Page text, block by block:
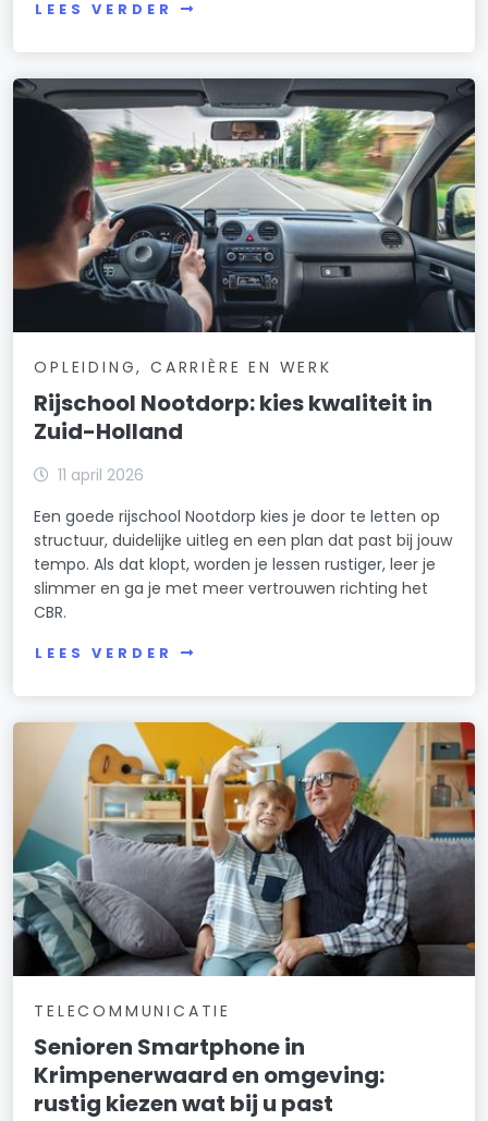
LEES VERDER
OPLEIDING, CARRIÈRE EN WERK
Rijschool Nootdorp: kies kwaliteit in
Zuid-Holland
11 april 2026
Een goede rijschool Nootdorp kies je door te letten op
structuur, duidelijke uitleg en een plan dat past bij jouw
tempo. Als dat klopt, worden je lessen rustiger, leer je
slimmer en ga je met meer vertrouwen richting het
CBR.
LEES VERDER
TELECOMMUNICATIE
Senioren Smartphone in
Krimpenerwaard en omgeving:
rustig kiezen wat bij u past